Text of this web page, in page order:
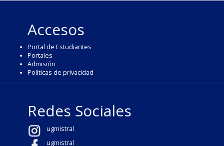
Accesos
Portal de Estudiantes
Portales
Admisión
Políticas de privacidad
Redes Sociales
ugmistral
ugmistral